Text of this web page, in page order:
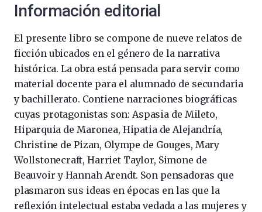
Información editorial
El presente libro se compone de nueve relatos de
ficción ubicados en el género de la narrativa
histórica. La obra está pensada para servir como
material docente para el alumnado de secundaria
y bachillerato. Contiene narraciones biográficas
cuyas protagonistas son: Aspasia de Mileto,
Hiparquia de Maronea, Hipatia de Alejandría,
Christine de Pizan, Olympe de Gouges, Mary
Wollstonecraft, Harriet Taylor, Simone de
Beauvoir y Hannah Arendt. Son pensadoras que
plasmaron sus ideas en épocas en las que la
reflexión intelectual estaba vedada a las mujeres y